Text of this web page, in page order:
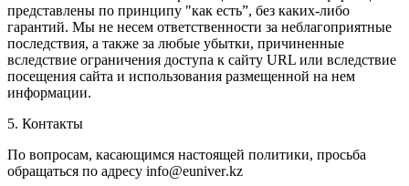
представлены по принципу "как есть”, без каких-либо
гарантий. Мы не несем ответственности за неблагоприятные
последствия, а также за любые убытки, причиненные
вследствие ограничения доступа к сайту URL или вследствие
посещения сайта и использования размещенной на нем
информации.
5. Контакты
По вопросам, касающимся настоящей политики, просьба
обращаться по адресу info@euniver.kz